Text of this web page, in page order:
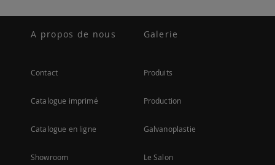
A propos de nous
Contact
Catalogue imprimé
Catalogue en ligne
Showroom
Galerie
Produits
Production
Galvanoplastie
Le Salon